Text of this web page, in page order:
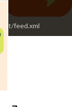
feed.xml